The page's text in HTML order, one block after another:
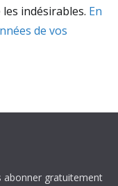
indésirables. En
de vos
abonner gratuitement